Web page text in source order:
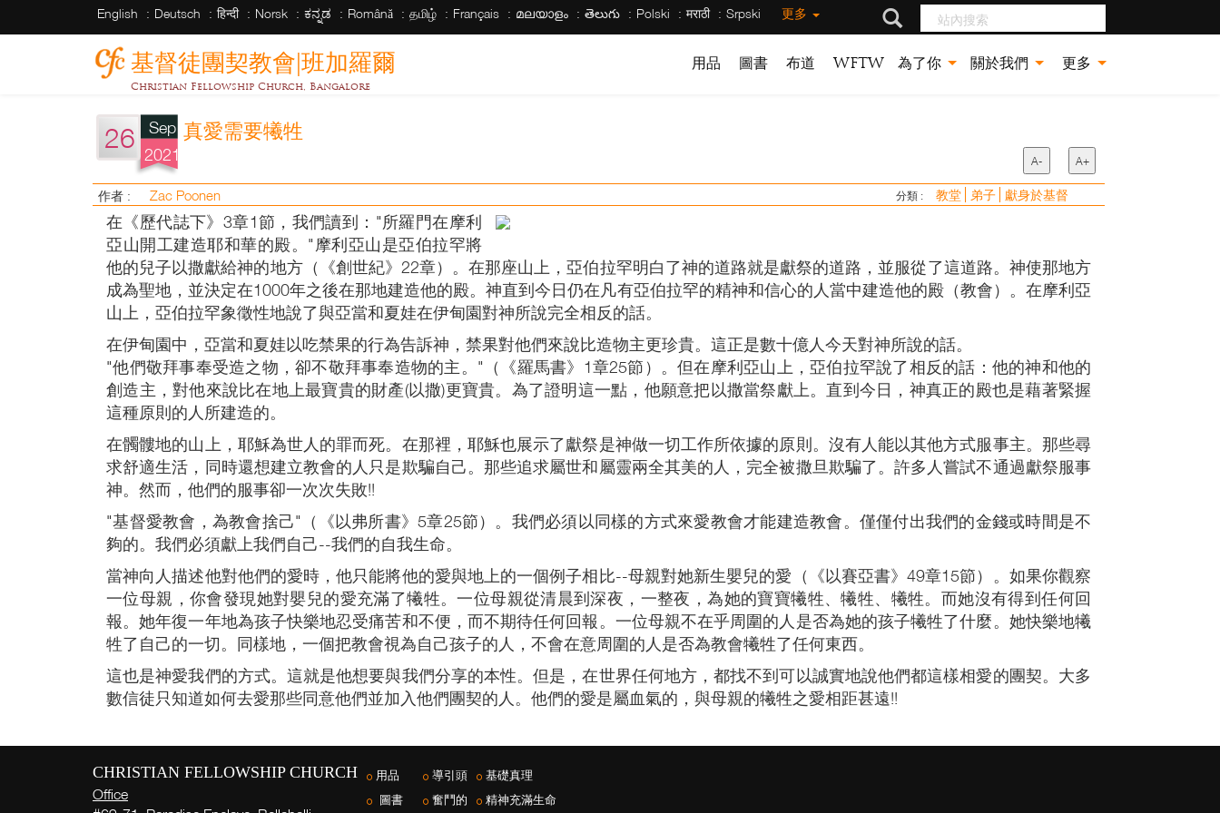
English Deutsch हिन्दी Norsk ಕನ್ನಡ Română தமிழ் Français മലയാളം తెలుగు Polski मराठी Srpski 更多 站內搜索
基督徒團契教會|班加羅爾
Christian Fellowship Church, Bangalore
用品 圖書 布道 WFTW 為了你 關於我們 更多
26
Sep
2021
真愛需要犧牲
A- A+
作者 : Zac Poonen 分類 : 教堂 弟子 獻身於基督
在《歷代誌下》3章1節，我們讀到："所羅門在摩利
亞山開工建造耶和華的殿。"摩利亞山是亞伯拉罕將
他的兒子以撒獻給神的地方（《創世紀》22章）。在那座山上，亞伯拉罕明白了神的道路就是獻祭的道路，並服從了這道路。神使那地方
成為聖地，並決定在1000年之後在那地建造他的殿。神直到今日仍在凡有亞伯拉罕的精神和信心的人當中建造他的殿（教會）。在摩利亞
山上，亞伯拉罕象徵性地說了與亞當和夏娃在伊甸園對神所說完全相反的話。
在伊甸園中，亞當和夏娃以吃禁果的行為告訴神，禁果對他們來說比造物主更珍貴。這正是數十億人今天對神所說的話。
"他們敬拜事奉受造之物，卻不敬拜事奉造物的主。"（《羅馬書》1章25節）。但在摩利亞山上，亞伯拉罕說了相反的話：他的神和他的
創造主，對他來說比在地上最寶貴的財產(以撒)更寶貴。為了證明這一點，他願意把以撒當祭獻上。直到今日，神真正的殿也是藉著緊握
這種原則的人所建造的。
在髑髏地的山上，耶穌為世人的罪而死。在那裡，耶穌也展示了獻祭是神做一切工作所依據的原則。沒有人能以其他方式服事主。那些尋
求舒適生活，同時還想建立教會的人只是欺騙自己。那些追求屬世和屬靈兩全其美的人，完全被撒旦欺騙了。許多人嘗試不通過獻祭服事
神。然而，他們的服事卻一次次失敗!!
"基督愛教會，為教會捨己"（《以弗所書》5章25節）。我們必須以同樣的方式來愛教會才能建造教會。僅僅付出我們的金錢或時間是不
夠的。我們必須獻上我們自己--我們的自我生命。
當神向人描述他對他們的愛時，他只能將他的愛與地上的一個例子相比--母親對她新生嬰兒的愛（《以賽亞書》49章15節）。如果你觀察
一位母親，你會發現她對嬰兒的愛充滿了犧牲。一位母親從清晨到深夜，一整夜，為她的寶寶犧牲、犧牲、犧牲。而她沒有得到任何回
報。她年復一年地為孩子快樂地忍受痛苦和不便，而不期待任何回報。一位母親不在乎周圍的人是否為她的孩子犧牲了什麼。她快樂地犧
牲了自己的一切。同樣地，一個把教會視為自己孩子的人，不會在意周圍的人是否為教會犧牲了任何東西。
這也是神愛我們的方式。這就是他想要與我們分享的本性。但是，在世界任何地方，都找不到可以誠實地說他們都這樣相愛的團契。大多
數信徒只知道如何去愛那些同意他們並加入他們團契的人。他們的愛是屬血氣的，與母親的犧牲之愛相距甚遠!!
CHRISTIAN FELLOWSHIP CHURCH
Office
用品
圖書
導引頭
奮鬥的
基礎真理
精神充滿生命